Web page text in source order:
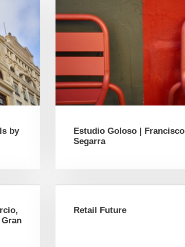
by
Estudio Goloso | Francisco
Segarra
Retail Future